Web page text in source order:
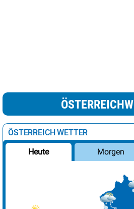
ÖSTERREICH WETTER
Heute Morgen